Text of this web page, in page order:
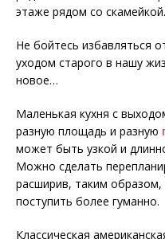
этаже рядом со скамейкой.
Не бойтесь избавляться
уходом старого в нашу
новое…
Маленькая кухня с
разную площадь и разную
может быть узкой и
Можно сделать
расширив, таким
поступить более гуманно.
Классическая